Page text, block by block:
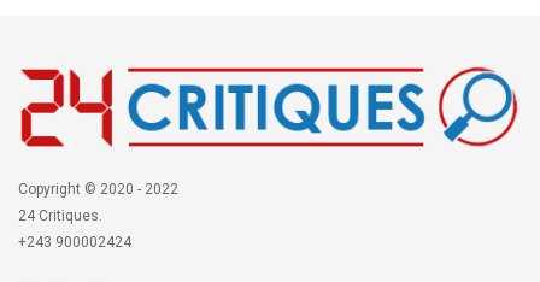
Copyright © 2020 - 2022
24 Critiques.
+243 900002424